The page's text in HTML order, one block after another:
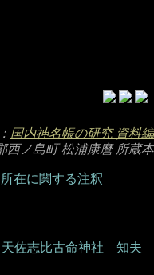
国内神名帳の研究 資料編
ノ島町 松浦康麿 所蔵本
在に関する注釈
佐志比古命神社
知夫